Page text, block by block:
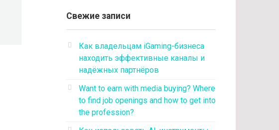
Свежие записи
Как владельцам iGaming-бизнеса
находить эффективные каналы и
надёжных партнёров
Want to earn with media buying? Where
to find job openings and how to get into
the profession?